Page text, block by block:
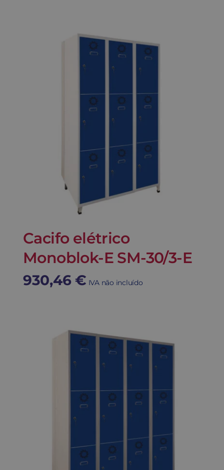
Cacifo elétrico
Monoblok-E SM-30/3-E
930,46 € IVA não incluído